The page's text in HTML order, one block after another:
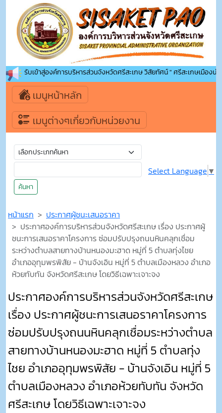
ต้อนรับเข้าสู่องค์การบริหารส่วนจังหวัดศรีสะเกษ วิสัยทัศน์ " ศรีสะเกษเมืองน่
เมนูหน้าหลัก
เมนูต่างๆเกี่ยวกับหน่วยงาน
ค้นหา
Select Language ▼
หน้าแรก
ประกาศผู้ชนะเสนอราคา
ประกาศองค์การบริหารส่วนจังหวัดศรีสะเกษ เรื่อง ประกาศผู้
ชนะการเสนอราคาโครงการ ซ่อมปรับปรุงถนนหินคลุกเชื่อม
ระหว่างตำบลสายทางบ้านหนองมะฮาด หมู่ที่ 5 ตำบลทุ่งไชย
อำเภออุทุมพรพิสัย - บ้านจังเอิน หมู่ที่ 5 ตำบลเมืองหลวง อำเภอ
ห้วยทับทัน จังหวัดศรีสะเกษ โดยวิธีเฉพาะเจาะจง
ประกาศองค์การบริหารส่วนจังหวัดศรีสะเกษ
เรื่อง ประกาศผู้ชนะการเสนอราคาโครงการ
ซ่อมปรับปรุงถนนหินคลุกเชื่อมระหว่างตำบล
สายทางบ้านหนองมะฮาด หมู่ที่ 5 ตำบลทุ่ง
ไชย อำเภออุทุมพรพิสัย - บ้านจังเอิน หมู่ที่ 5
ตำบลเมืองหลวง อำเภอห้วยทับทัน จังหวัด
ศรีสะเกษ โดยวิธีเฉพาะเจาะจง